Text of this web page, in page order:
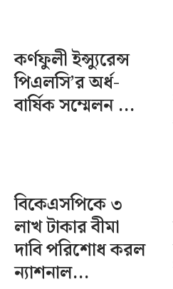
কর্ণফুলী ইন্স্যুরেন্স
পিএলসি’র অর্ধ-
বার্ষিক সম্মেলন ...
বিকেএসপিকে ৩
লাখ টাকার বীমা
দাবি পরিশোধ করল
ন্যাশনাল...